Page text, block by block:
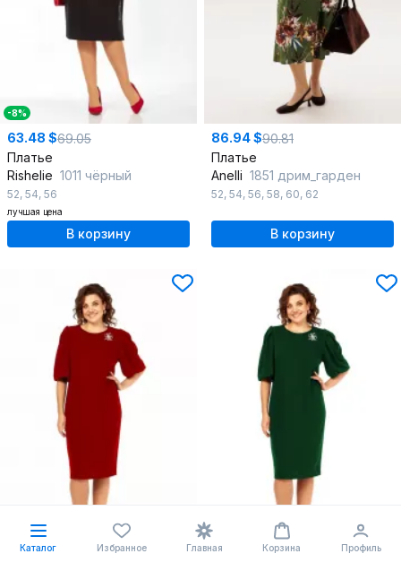
-8%
63.48 $69.05
Платье
Rishelie 1011 чёрный
52, 54, 56
лучшая цена
В корзину
86.94 $90.81
Платье
Anelli 1851 дрим_гарден
52, 54, 56, 58, 60, 62
В корзину
-14% -14%
Каталог Избранное Главная Корзина Профиль